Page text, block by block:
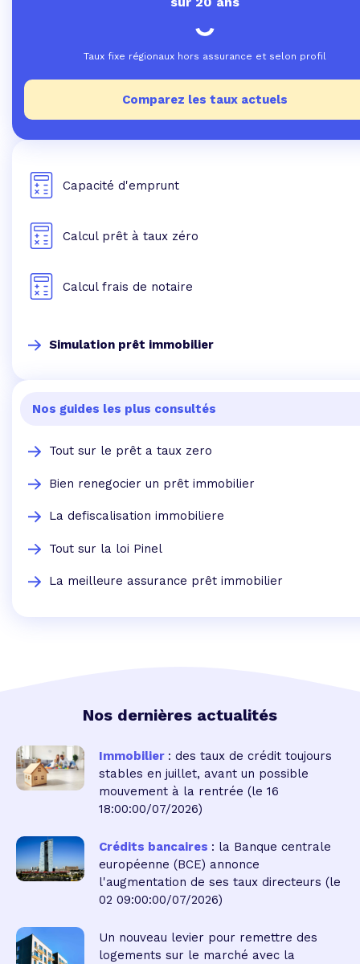
Taux fixe régionaux hors assurance et selon profil
Comparez les taux actuels
Capacité d'emprunt
Calcul prêt à taux zéro
Calcul frais de notaire
Simulation prêt immobilier
Nos guides les plus consultés
Tout sur le prêt a taux zero
Bien renegocier un prêt immobilier
La defiscalisation immobiliere
Tout sur la loi Pinel
La meilleure assurance prêt immobilier
Nos dernières actualités
Immobilier : des taux de crédit toujours
stables en juillet, avant un possible
mouvement à la rentrée (le 16
18:00:00/07/2026)
Crédits bancaires : la Banque centrale
européenne (BCE) annonce
l'augmentation de ses taux directeurs (le
02 09:00:00/07/2026)
Un nouveau levier pour remettre des
logements sur le marché avec la